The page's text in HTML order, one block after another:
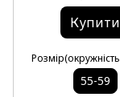
Купити
55-59